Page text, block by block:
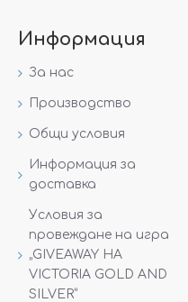
Информация
За нас
Производство
Общи условия
Информация за
доставка
Условия за
провеждане на игра
„GIVEAWAY НА
VICTORIA GOLD AND
SILVER“